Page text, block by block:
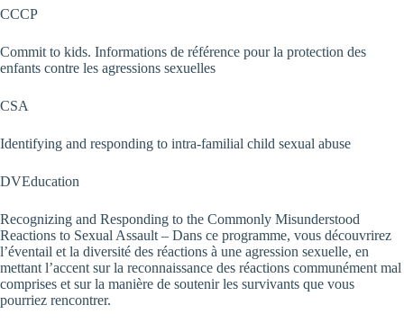
CCCP
Commit to kids. Informations de référence pour la protection des
enfants contre les agressions sexuelles
CSA
Identifying and responding to intra-familial child sexual abuse
DVEducation
Recognizing and Responding to the Commonly Misunderstood
Reactions to Sexual Assault – Dans ce programme, vous découvrirez
l’éventail et la diversité des réactions à une agression sexuelle, en
mettant l’accent sur la reconnaissance des réactions communément mal
comprises et sur la manière de soutenir les survivants que vous
pourriez rencontrer.